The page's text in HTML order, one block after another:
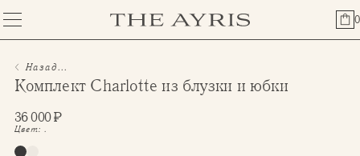
0
Назад...
⁠⁠Комплект Charlotte из блузки и юбки
36 000₽
Цвет:.